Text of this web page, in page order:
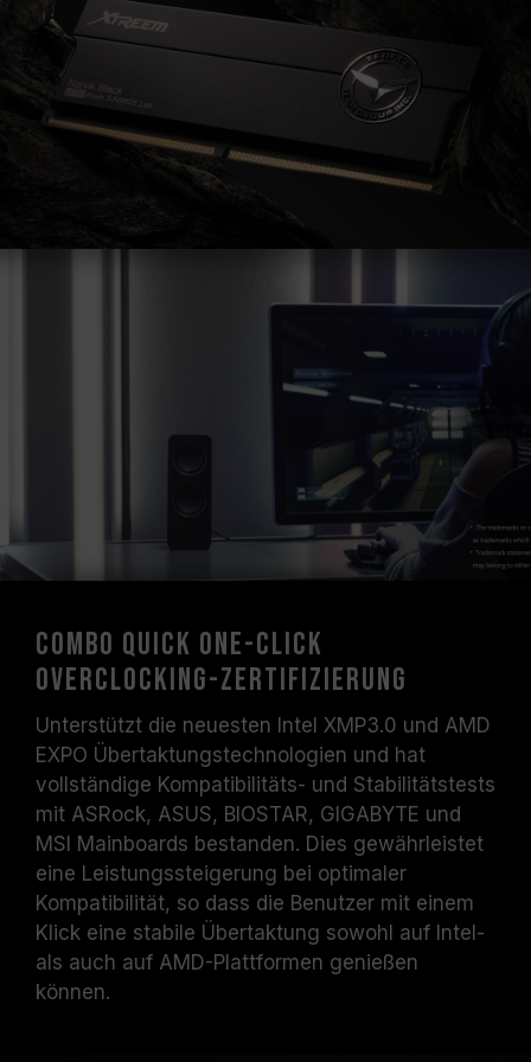
Speichers hängt von den BIOS-Einstellungen
des Systems und der Kompatibilität von
Motherboard und CPU ab.
Wenn XMP 3.0 (Intel) oder EXPO (AMD)
nicht aktiviert ist, läuft der Speicher mit der
SPD-Standardfrequenz (JEDEC-Standard),
z. B. DDR5-4800 (oder niedriger). Dies ist
Hauptplatinen können die angegebene
Frequenz nicht erreichen, da die endgültige
Betriebsfrequenz von den
Eine Übertaktung (wie z. B. die Aktivierung
von XMP 3.0 / EXPO-Einstellungen) ist nicht
Teil des JEDEC-Standards und kann die
Systemstabilität beinträchtigen. Falls die
Übertaktung zur Instabilität des Systems
Standardeinstellungen zurück.
Die angegebene Frequenz des
Speichermoduls ist die maximal erreichbare
Frequenz. Sie wird jedoch nicht von allen
Systemen erreicht werden können.
Vergewissern Sie sich, dass Ihr Motherboard
und Ihr Prozessor die entsprechenden
Übertaktungstechnologien (XMP 3.0 /
EXPO) unterstützen; andernfalls erreicht der
Speicher eventuell nicht die angegebene
Übertaktungsfrequenz.
TEAMGROUP-Speichermodule werden unter
normalen Spannungsbedingungen getestet.
Bei Problemen mit dem Prozessor oder dem
Combo Quick One-Click
Overclocking-Zertifizierung
Unterstützt die neuesten Intel XMP3.0 und AMD
EXPO Übertaktungstechnologien und hat
vollständige Kompatibilitäts- und Stabilitätstests
mit ASRock, ASUS, BIOSTAR, GIGABYTE und
MSI Mainboards bestanden. Dies gewährleistet
eine Leistungssteigerung bei optimaler
Kompatibilität, so dass die Benutzer mit einem
Klick eine stabile Übertaktung sowohl auf Intel-
als auch auf AMD-Plattformen genießen
können.